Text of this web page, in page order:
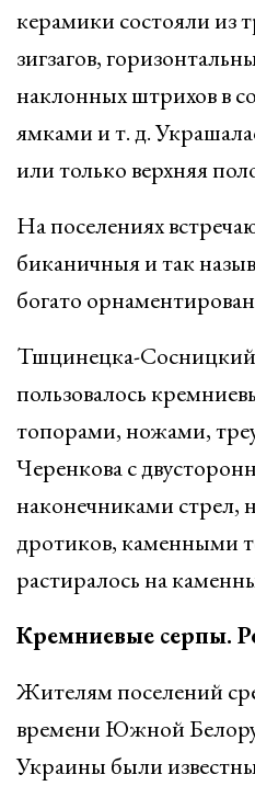
керамики состояли из
зигзагов,
наклонных штрихов в
ямками и т. д.
или только верхняя
На поселениях
биканичныя и так
богато
Тшцинецка-Сосницкий
пользовалось
топорами, ножами,
Черенкова с
наконечниками стрел,
дротиков, каменными
растиралось на
Кремниевые серпы.
Жителям поселений
времени Южной
Украины были